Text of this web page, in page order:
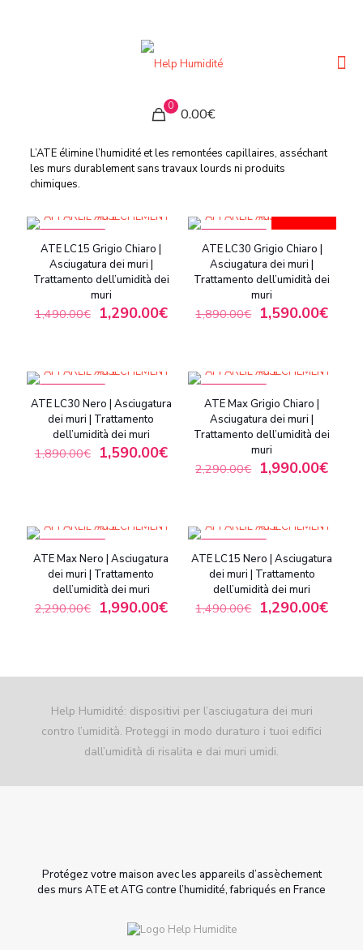
0 0.00€
L’ATE élimine l’humidité et les remontées capillaires, asséchant
les murs durablement sans travaux lourds ni produits
chimiques.
ATE LC15 Grigio Chiaro |
Asciugatura dei muri |
Trattamento dell’umidità dei
muri
1,490.00€ 1,290.00€
ATE LC30 Grigio Chiaro |
Asciugatura dei muri |
Trattamento dell’umidità dei
muri
1,890.00€ 1,590.00€
ATE LC30 Nero | Asciugatura
dei muri | Trattamento
dell’umidità dei muri
1,890.00€ 1,590.00€
ATE Max Grigio Chiaro |
Asciugatura dei muri |
Trattamento dell’umidità dei
muri
2,290.00€ 1,990.00€
ATE Max Nero | Asciugatura
dei muri | Trattamento
dell’umidità dei muri
2,290.00€ 1,990.00€
ATE LC15 Nero | Asciugatura
dei muri | Trattamento
dell’umidità dei muri
1,490.00€ 1,290.00€
Help Humidité: dispositivi per l’asciugatura dei muri
contro l’umidità. Proteggi in modo duraturo i tuoi edifici
dall’umidità di risalita e dai muri umidi.
Protégez votre maison avec les appareils d’assèchement
des murs ATE et ATG contre l’humidité, fabriqués en France